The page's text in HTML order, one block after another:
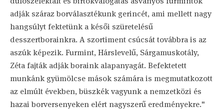
adják száraz borválasztékunk gerincét, ami mellett nagy
hangsúlyt fektetünk a késői szüretelésű
desszertborainkra. A szortiment csúcsát továbbra is az
aszúk képezik. Furmint, Hárslevelű, Sárgamuskotály,
Zéta fajták adják boraink alapanyagát. Befektetett
munkánk gyümölcse mások számára is megmutatkozott
az elmúlt években, büszkék vagyunk a nemzetközi és
hazai borversenyeken elért nagyszerű eredményekre."